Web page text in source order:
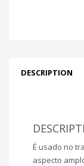
DESCRIPTION
É usado no
aspecto